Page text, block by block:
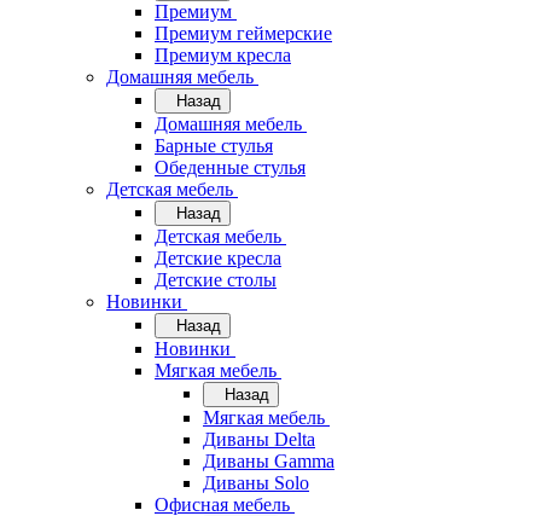
Премиум
Премиум геймерские
Премиум кресла
Домашняя мебель
Назад
Домашняя мебель
Барные стулья
Обеденные стулья
Детская мебель
Назад
Детская мебель
Детские кресла
Детские столы
Новинки
Назад
Новинки
Мягкая мебель
Назад
Мягкая мебель
Диваны Delta
Диваны Gamma
Диваны Solo
Офисная мебель